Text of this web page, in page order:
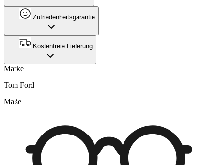
Zufriedenheitsgarantie
Kostenfreie Lieferung
Marke
Tom Ford
Maße